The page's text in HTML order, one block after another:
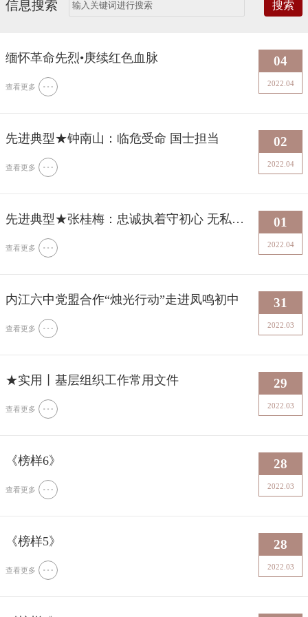
信息搜索 搜索
缅怀革命先烈•庚续红色血脉
查看更多
04
2022.04
先进典型★钟南山：临危受命 国士担当
查看更多
02
2022.04
先进典型★张桂梅：忠诚执着守初心 无私奉
献担使命
查看更多
01
2022.04
内江六中党盟合作“烛光行动”走进凤鸣初中
查看更多
31
2022.03
★实用丨基层组织工作常用文件
查看更多
29
2022.03
《榜样6》
查看更多
28
2022.03
《榜样5》
查看更多
28
2022.03